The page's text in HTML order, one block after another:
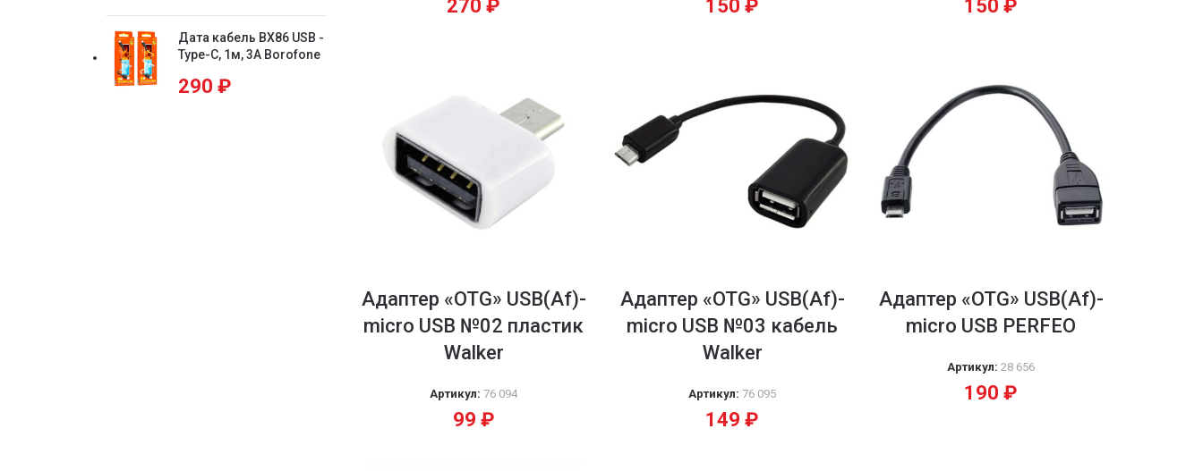
Дата кабель BX86 USB -
Type-C, 1м, 3А Borofone
290 ₽
270₽ 150₽ 150₽
Адаптер «OTG» USB(Af)-
micro USB №02 пластик
Walker
Артикул:76 094
99 ₽
Адаптер «OTG» USB(Af)-
micro USB №03 кабель
Walker
Артикул:76 095
149₽
Адаптер «OTG» USB(Af)-
micro USB PERFEO
Артикул:28 656
190₽